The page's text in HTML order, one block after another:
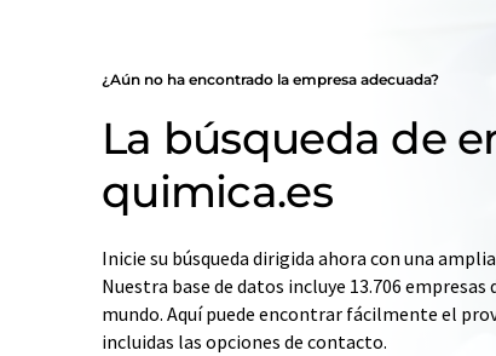
¿Aún no ha encontrado la empresa adecuada?
La búsqueda de
quimica.es
Inicie su búsqueda dirigida ahora con una
Nuestra base de datos incluye 13.706
mundo. Aquí puede encontrar fácilmente el
incluidas las opciones de contacto.